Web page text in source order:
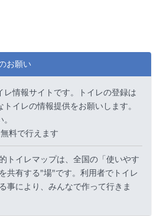
お願い
情報サイトです。トイレの登録は
イレの情報提供をお願いします。
料で行えます
トイレマップは、全国の「使いやす
共有する"場"です。利用者でトイレ
事により、みんなで作って行きま